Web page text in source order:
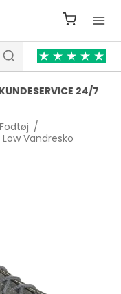
24/7
/
Vandresko